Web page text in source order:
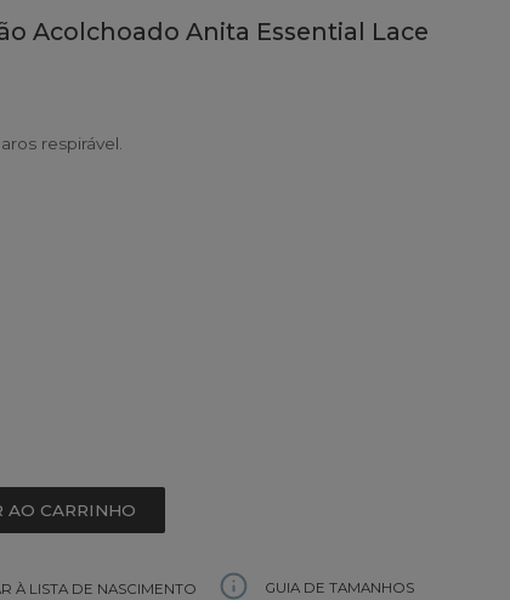
Acolchoado Anita Essential Lace
respirável.
AO CARRINHO
À LISTA DE NASCIMENTO GUIA DE TAMANHOS